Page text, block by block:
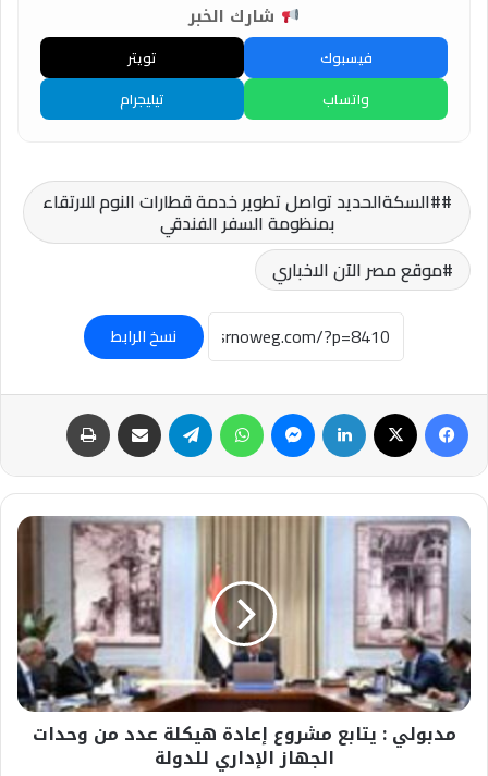
شارك الخبر
فيسبوك
تويتر
واتساب
تيليجرام
#السكةالحديد تواصل تطوير خدمة قطارات النوم للارتقاء
بمنظومة السفر الفندقي
موقع مصر الآن الاخباري
نسخ الرابط
فيسبوك لينكدإن ماسنجر واتساب تيلقرام مشاركة عبر البريد
مدبولي
يتابع
مشروع
إعادة
هيكلة
عدد
من
وحدات
الجهاز
مدبولي : يتابع مشروع إعادة هيكلة عدد من وحدات
الجهاز الإداري للدولة